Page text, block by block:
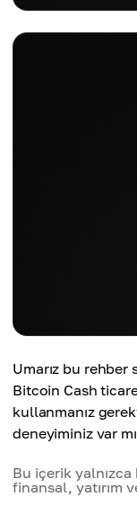
Umarız bu rehber
Bitcoin Cash
kullanmanız
deneyiminiz var
Bu içerik
finansal, yatırım